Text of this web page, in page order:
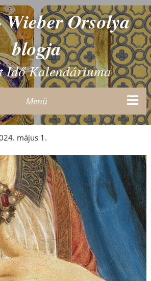
Wieber Orsolya
blogja
Idő Kalendáriuma
Menü
május 1.